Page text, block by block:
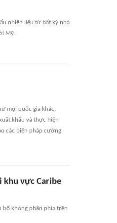
nhiên liệu từ bất kỳ nhà
Mỹ.
mọi quốc gia khác,
khẩu và thực hiện
các biện pháp cưỡng
khu vực Caribe
bố không phận phía trên